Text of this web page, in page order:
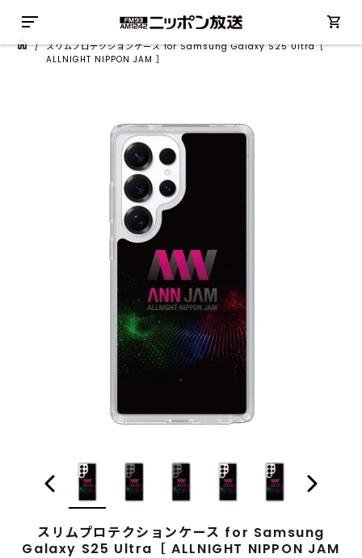
/スリムプロテクションケース for Samsung Galaxy S25 Ultra［
ALLNIGHT NIPPON JAM ］
スリムプロテクションケース for Samsung
Galaxy S25 Ultra［ ALLNIGHT NIPPON JAM